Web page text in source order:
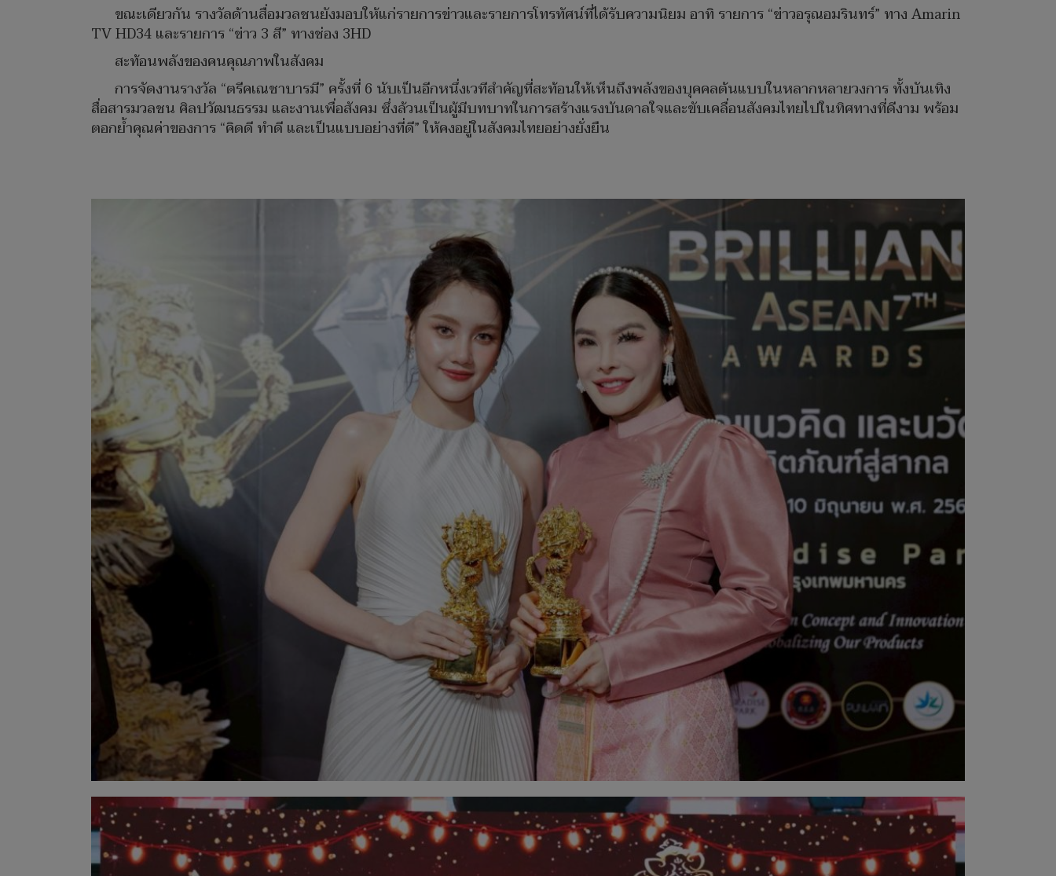
ขณะเดียวกัน รางวัลด้านสื่อมวลชนยังมอบให้แก่รายการข่าวและรายการโทรทัศน์ที่ได้รับความนิยม อาทิ รายการ “ข่าวอรุณอมรินทร์” ทาง Amarin
TV HD34 และรายการ “ข่าว 3 สี” ทางช่อง 3HD
สะท้อนพลังของคนคุณภาพในสังคม
การจัดงานรางวัล “ตรีคเณชาบารมี” ครั้งที่ 6 นับเป็นอีกหนึ่งเวทีสำคัญที่สะท้อนให้เห็นถึงพลังของบุคคลต้นแบบในหลากหลายวงการ ทั้งบันเทิง
สื่อสารมวลชน ศิลปวัฒนธรรม และงานเพื่อสังคม ซึ่งล้วนเป็นผู้มีบทบาทในการสร้างแรงบันดาลใจและขับเคลื่อนสังคมไทยไปในทิศทางที่ดีงาม พร้อม
ตอกย้ำคุณค่าของการ “คิดดี ทำดี และเป็นแบบอย่างที่ดี” ให้คงอยู่ในสังคมไทยอย่างยั่งยืน